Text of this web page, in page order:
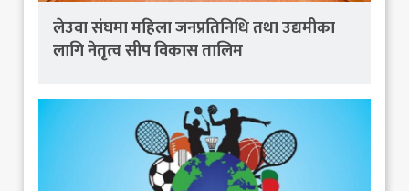
लेउवा संघमा महिला जनप्रतिनिधि तथा उद्यमीका
लागि नेतृत्व सीप विकास तालिम